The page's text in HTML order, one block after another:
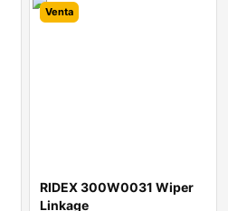
Venta
RIDEX 300W0031 Wiper
Linkage